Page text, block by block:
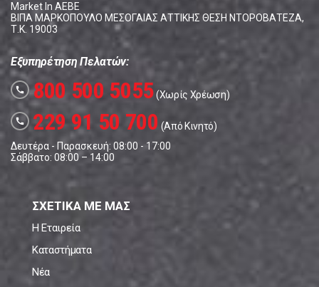
Market In ΑΕΒΕ
ΒΙΠΑ ΜΑΡΚΟΠΟΥΛΟ ΜΕΣΟΓΑΙΑΣ ΑΤΤΙΚΗΣ ΘΕΣΗ ΝΤΟΡΟΒΑΤΕΖΑ,
Τ.Κ. 19003
Εξυπηρέτηση Πελατών:
call 800 500 5055(Χωρίς Χρέωση)
call 229 91 50 700 (Από Κινητό)
Δευτέρα - Παρασκευή: 08:00 - 17:00
Σάββατο: 08:00 – 14:00
ΣΧΕΤΙΚΑ ΜΕ ΜΑΣ
Η Εταιρεία
Καταστήματα
Νέα